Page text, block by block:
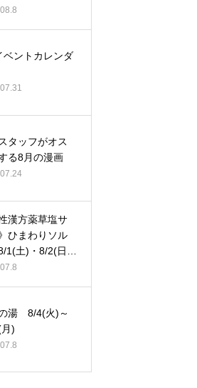
ベントカレンダ
タッフがオス
る8月の漫画
性漢方薬草塩サ
ひまわりソル
1(土)・8/2(日)
湯 8/4(火)～
)